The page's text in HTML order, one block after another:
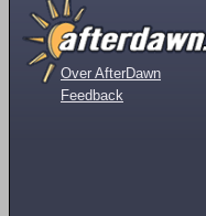
Over AfterDawn
Feedback